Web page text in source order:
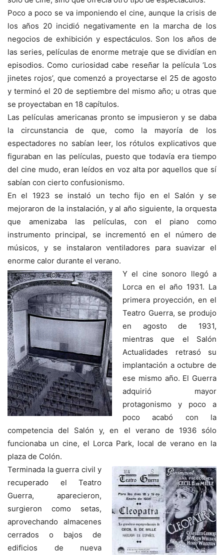
Poco a poco se va imponiendo el cine, aunque la crisis de
los años 20 incidió negativamente en la marcha de los
negocios de exhibición y espectáculos. Son los años de
las series, películas de enorme metraje que se dividían en
episodios. Como curiosidad cabe reseñar la película ‘Los
jinetes rojos’, que comenzó a proyectarse el 25 de agosto
y terminó el 20 de septiembre del mismo año; u otras que
se proyectaban en 18 capítulos.
Las películas americanas pronto se impusieron y se daba
la circunstancia de que, como la mayoría de los
espectadores no sabían leer, los rótulos explicativos que
figuraban en las películas, puesto que todavía era tiempo
del cine mudo, eran leídos en voz alta por aquellos que sí
sabían con cierto confusionismo.
En el 1923 se instaló un techo fijo en el Salón y se
mejoraron de la instalación, y al año siguiente, la orquesta
que amenizaba las películas, con el piano como
instrumento principal, se incrementó en el número de
músicos, y se instalaron ventiladores para suavizar el
enorme calor durante el verano.
Y el cine sonoro llegó a
Lorca en el año 1931. La
primera proyección, en el
Teatro Guerra, se produjo
en agosto de 1931,
mientras que el Salón
Actualidades retrasó su
implantación a octubre de
ese mismo año. El Guerra
adquirió mayor
protagonismo y poco a
poco acabó con la
competencia del Salón y, en el verano de 1936 sólo
funcionaba un cine, el Lorca Park, local de verano en la
plaza de Colón.
Terminada la guerra civil y
recuperado el Teatro
Guerra, aparecieron,
surgieron como setas,
aprovechando almacenes
cerrados o bajos de
edificios de nueva